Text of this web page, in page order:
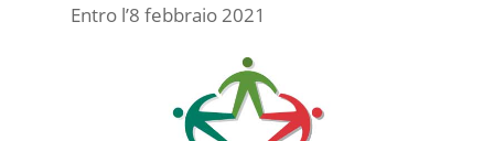
Entro l’8 febbraio 2021